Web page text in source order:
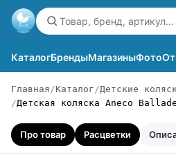
КаталогБрендыМагазиныФото
Главная Каталог Детские
Детская коляска Aneco
Про товар Расцветки